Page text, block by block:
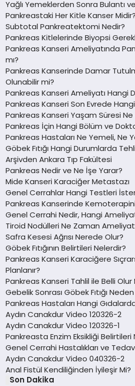
Yağlı Yemeklerden Sonra Bulantı
Pankreastaki Her Kitle Kanser Midir?
Subtotal Pankreatektomi Nedir?
Pankreas Kitlelerinde Biyopsi
Pankreas Kanseri Ameliyatında
mı?
Pankreas Kanserinde Damar
Olunabilir mi?
Pankreas Kanseri Ameliyatı Hangi
Pankreas Kanseri Son Evrede
Pankreas Kanseri Yaşam Süresi Ne
Pankreas İçin Hangi Bölüm ve
Pankreas Hastaları Ne Yemeli, Ne
Göbek Fıtığı Hangi Durumlarda
Arşivden Ankara Tıp Fakültesi
Pankreas Nedir ve Ne İşe Yarar?
Mide Kanseri Karaciğer Metastazı
Genel Cerrahlar Hangi Testleri
Pankreas Kanserinde
Genel Cerrahi Nedir, Hangi
Tiroid Nodülleri Ne Zaman
Safra Kesesi Ağrısı Nerede Olur?
Göbek Fıtığının Belirtileri Nelerdir?
Pankreas Kanseri Karaciğere
Planlanır?
Pankreas Kanseri Tahlil ile Belli Olur
Gebelik Sonrası Göbek Fıtığı
Pankreas Hastaları Hangi
Aydın Canakdur Video 120326-2
Aydın Canakdur Video 120326-1
Pankreasta Enzim Eksikliği Belirtileri
Genel Cerrahi Hastalıkları ve
Aydın Canakdur Video 040326-2
Anal Fistül Kendiliğinden İyileşir Mi?
Son Dakika